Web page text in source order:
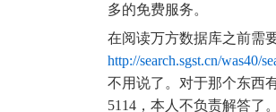
多的免费服务。
在阅读万方数据库之前需
http://search.sgst.cn/was40/
不用说了。对于那个东西
5114 ，本人不负责解答了